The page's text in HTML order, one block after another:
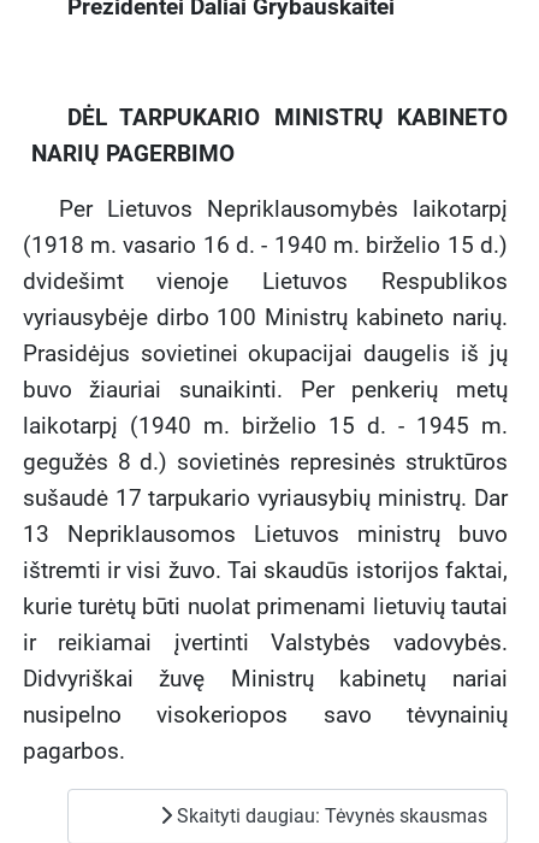
Prezidentei Daliai Grybauskaitei
DĖL TARPUKARIO MINISTRŲ KABINETO
NARIŲ PAGERBIMO
Per Lietuvos Nepriklausomybės laikotarpį
(1918 m. vasario 16 d. - 1940 m. birželio 15 d.)
dvidešimt vienoje Lietuvos Respublikos
vyriausybėje dirbo 100 Ministrų kabineto narių.
Prasidėjus sovietinei okupacijai daugelis iš jų
buvo žiauriai sunaikinti. Per penkerių metų
laikotarpį (1940 m. birželio 15 d. - 1945 m.
gegužės 8 d.) sovietinės represinės struktūros
sušaudė 17 tarpukario vyriausybių ministrų. Dar
13 Nepriklausomos Lietuvos ministrų buvo
ištremti ir visi žuvo. Tai skaudūs istorijos faktai,
kurie turėtų būti nuolat primenami lietuvių tautai
ir reikiamai įvertinti Valstybės vadovybės.
Didvyriškai žuvę Ministrų kabinetų nariai
nusipelno visokeriopos savo tėvynainių
pagarbos.
Skaityti daugiau: Tėvynės skausmas